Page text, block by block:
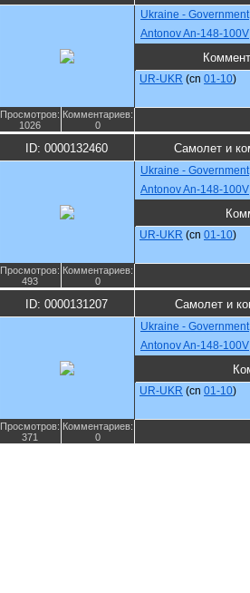
Ukraine - Government
Antonov An-148-100V
UR-UKR (cn 01-10)
Просмотров:
1026
Комментариев:
0
ID: 0000132460 Самолет и
Ukraine - Government
Antonov An-148-100V
UR-UKR (cn 01-10)
Просмотров:
493
Комментариев:
0
ID: 0000131207 Самолет и
Ukraine - Government
Antonov An-148-100V
UR-UKR (cn 01-10)
Просмотров:
371
Комментариев:
0